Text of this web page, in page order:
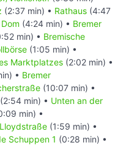
(2:37 min) • Rathaus (4:47
(4:24 min) • Bremer
min) • Bremische
(1:05 min) •
Marktplatzes (2:02 min) •
• Bremer
(10:07 min) •
(2:54 min) • Unten an der
min) •
Lloydstraße (1:59 min) •
Schuppen 1 (0:28 min) •